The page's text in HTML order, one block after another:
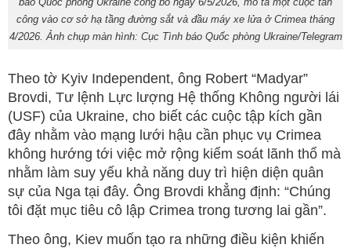
công vào cơ sở hạ tầng đường sắt và đầu máy xe lửa ở Crimea tháng
4/2026. Ảnh chụp màn hình: Cục Tình báo Quốc phòng Ukraine/Telegram
Theo tờ Kyiv Independent, ông Robert “Madyar”
Brovdi, Tư lệnh Lực lượng Hệ thống Không người lái
(USF) của Ukraine, cho biết các cuộc tập kích gần
đây nhằm vào mạng lưới hậu cần phục vụ Crimea
không hướng tới việc mở rộng kiểm soát lãnh thổ mà
nhằm làm suy yếu khả năng duy trì hiện diện quân
sự của Nga tại đây. Ông Brovdi khẳng định: “Chúng
tôi đặt mục tiêu cô lập Crimea trong tương lai gần”.
Theo ông, Kiev muốn tạo ra những điều kiện khiến